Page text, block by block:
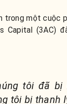
trong một cuộc
Capital (3AC)
tôi đã bị
tôi bị thanh